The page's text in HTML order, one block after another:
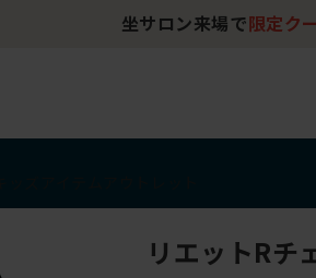
坐サロン来場で 限定ク
リエットR